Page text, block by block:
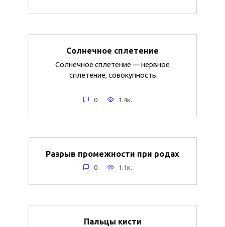
Солнечное сплетение
Солнечное сплетение — нервное
сплетение, совокупность
0 1.4к.
Разрыв промежности при родах
0 1.1к.
Пальцы кисти